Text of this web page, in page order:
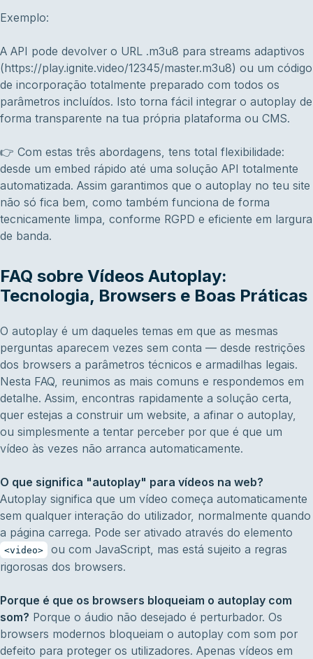
Exemplo:
A API pode devolver o URL .m3u8 para streams adaptivos
(https://play.ignite.video/12345/master.m3u8) ou um código
de incorporação totalmente preparado com todos os
parâmetros incluídos. Isto torna fácil integrar o autoplay de
forma transparente na tua própria plataforma ou CMS.
👉 Com estas três abordagens, tens total flexibilidade:
desde um embed rápido até uma solução API totalmente
automatizada. Assim garantimos que o autoplay no teu site
não só fica bem, como também funciona de forma
tecnicamente limpa, conforme RGPD e eficiente em largura
de banda.
FAQ sobre Vídeos Autoplay:
Tecnologia, Browsers e Boas Práticas
O autoplay é um daqueles temas em que as mesmas
perguntas aparecem vezes sem conta — desde restrições
dos browsers a parâmetros técnicos e armadilhas legais.
Nesta FAQ, reunimos as mais comuns e respondemos em
detalhe. Assim, encontras rapidamente a solução certa,
quer estejas a construir um website, a afinar o autoplay,
ou simplesmente a tentar perceber por que é que um
vídeo às vezes não arranca automaticamente.
O que significa "autoplay" para vídeos na web?
Autoplay significa que um vídeo começa automaticamente
sem qualquer interação do utilizador, normalmente quando
a página carrega. Pode ser ativado através do elemento
<video>
ou com JavaScript, mas está sujeito a regras
rigorosas dos browsers.
Porque é que os browsers bloqueiam o autoplay com
som? Porque o áudio não desejado é perturbador. Os
browsers modernos bloqueiam o autoplay com som por
defeito para proteger os utilizadores. Apenas vídeos em